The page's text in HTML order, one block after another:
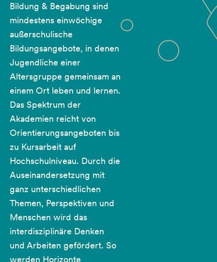
Bildung & Begabung sind
mindestens einwöchige
außerschulische
Bildungsangebote, in denen
Jugendliche einer
Altersgruppe gemeinsam an
einem Ort leben und lernen.
Das Spektrum der
Akademien reicht von
Orientierungsangeboten bis
zu Kursarbeit auf
Hochschulniveau. Durch die
Auseinandersetzung mit
ganz unterschiedlichen
Themen, Perspektiven und
Menschen wird das
interdisziplinäre Denken
und Arbeiten gefördert. So
werden Horizonte